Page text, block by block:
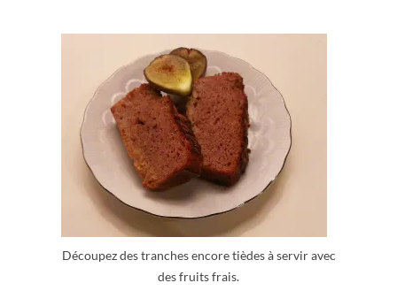
Découpez des tranches encore tièdes à servir avec
des fruits frais.